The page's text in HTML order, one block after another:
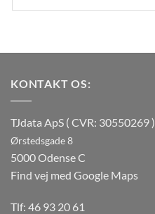
KONTAKT OS:
TJdata ApS ( CVR: 30550269 )
Ørstedsgade 8
5000 Odense C
Find vej med Google Maps
Tlf: 46 93 20 61